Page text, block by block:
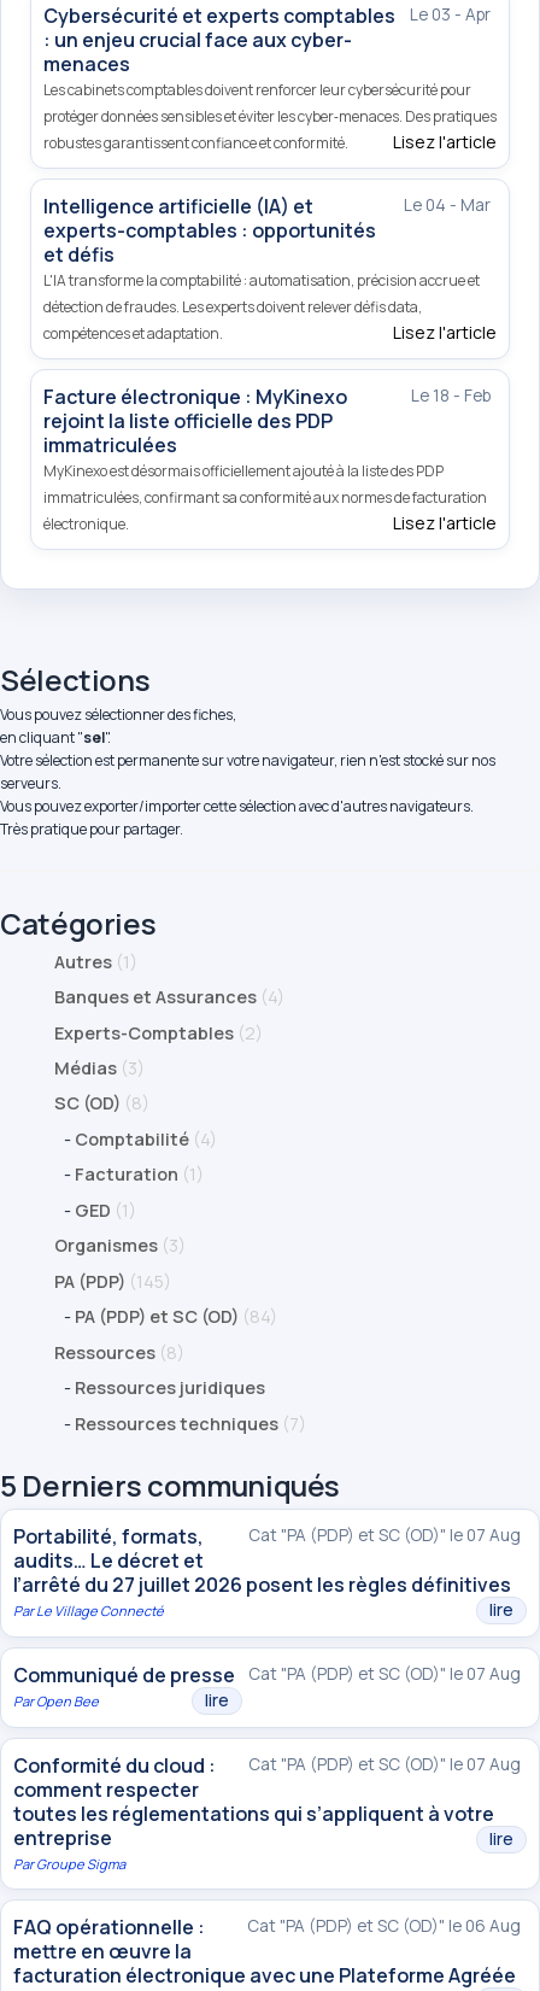
Le 03 - Apr
Cybersécurité et experts comptables
: un enjeu crucial face aux cyber-
menaces
Les cabinets comptables doivent renforcer leur cybersécurité pour
protéger données sensibles et éviter les cyber‑menaces. Des pratiques
robustes garantissent confiance et conformité.
Lisez l'article
Le 04 - Mar
Intelligence artificielle (IA) et
experts-comptables : opportunités
et défis
L'IA transforme la comptabilité : automatisation, précision accrue et
détection de fraudes. Les experts doivent relever défis data,
compétences et adaptation.
Lisez l'article
Le 18 - Feb
Facture électronique : MyKinexo
rejoint la liste officielle des PDP
immatriculées
MyKinexo est désormais officiellement ajouté à la liste des PDP
immatriculées, confirmant sa conformité aux normes de facturation
électronique.
Lisez l'article
Sélections
Vous pouvez sélectionner des fiches,
en cliquant "sel".
Votre sélection est permanente sur votre navigateur, rien n'est stocké sur nos
serveurs.
Vous pouvez exporter/importer cette sélection avec d'autres navigateurs.
Très pratique pour partager.
Catégories
Autres (1)
Banques et Assurances (4)
Experts-Comptables (2)
Médias (3)
SC (OD) (8)
- Comptabilité (4)
- Facturation (1)
- GED (1)
Organismes (3)
PA (PDP) (145)
- PA (PDP) et SC (OD) (84)
Ressources (8)
- Ressources juridiques
- Ressources techniques (7)
5 Derniers communiqués
Cat "PA (PDP) et SC (OD)" le 07 Aug
Portabilité, formats,
audits… Le décret et
l’arrêté du 27 juillet 2026 posent les règles définitives
lire
ParLe Village Connecté
Cat "PA (PDP) et SC (OD)" le 07 Aug
Communiqué de presse
lire
ParOpen Bee
Cat "PA (PDP) et SC (OD)" le 07 Aug
Conformité du cloud :
comment respecter
toutes les réglementations qui s’appliquent à votre
entreprise
lire
ParGroupe Sigma
Cat "PA (PDP) et SC (OD)" le 06 Aug
FAQ opérationnelle :
mettre en œuvre la
facturation électronique avec une Plateforme Agréée